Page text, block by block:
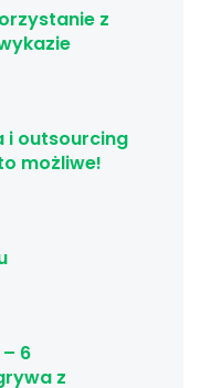
z
i outsourcing
możliwe!
6
z